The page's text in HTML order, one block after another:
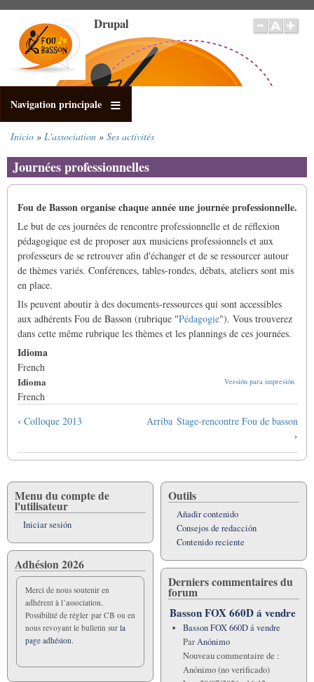
contenido
principal
Drupal
Navigation principale
enlaces
de
a
la
navegación
Inicio L'association Ses activités
Journées professionnelles
Fou de Basson organise chaque année une journée professionnelle.
Le but de ces journées de rencontre professionnelle et de réflexion
pédagogique est de proposer aux musiciens professionnels et aux
professeurs de se retrouver afin d'échanger et de se ressourcer autour
de thèmes variés. Conférences, tables-rondes, débats, ateliers sont mis
en place.
Ils peuvent aboutir à des documents-ressources qui sont accessibles
aux adhérents Fou de Basson (rubrique "Pédagogie"). Vous trouverez
dans cette même rubrique les thèmes et les plannings de ces journées.
Idioma
French
Versión para impresión
Idioma
French
Enlaces
de
Book
para
Journées
professionnelles
‹ Colloque 2013 Arriba Stage-rencontre Fou de basson
›
Menu du compte de
l'utilisateur
Iniciar sesión
Adhésion 2026
Merci de nous soutenir en
adhérent à l’association.
Possibilité de régler par CB ou en
nous revoyant le bulletin sur la
page adhésion.
Outils
Añadir contenido
Consejos de redacción
Contenido reciente
Derniers commentaires du
forum
Basson FOX 660D á vendre
Basson FOX 660D á vendre
ParAnónimo
Nouveau commentaire de :
Anónimo (no verificado)